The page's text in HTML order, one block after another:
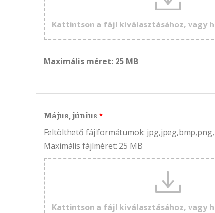
Kattintson a fájl kiválasztásához, vagy
Maximális méret: 25 MB
Május, június
Feltölthető fájlformátumok:
Maximális fájlméret: 25 MB
Kattintson a fájl kiválasztásához, vagy